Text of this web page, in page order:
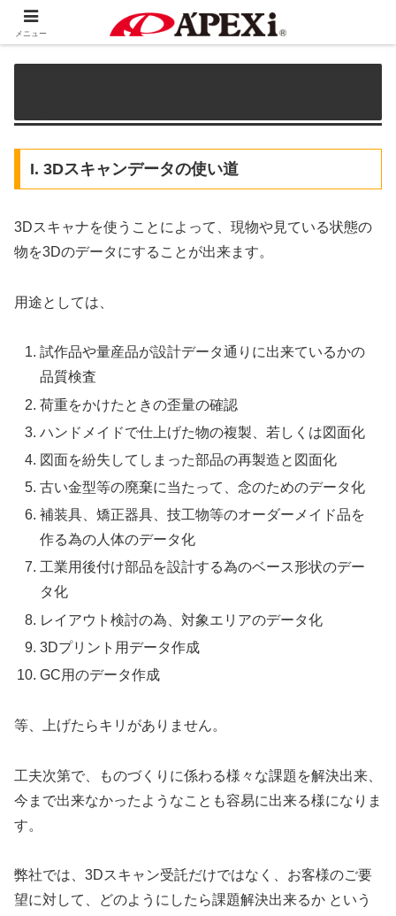
ホーム 3Dスキャン・リバースモデリングについて
I. 3Dスキャンデータの使い道
3Dスキャナを使うことによって、現物や見ている状態の
物を3Dのデータにすることが出来ます。
用途としては、
試作品や量産品が設計データ通りに出来ているかの
品質検査
荷重をかけたときの歪量の確認
ハンドメイドで仕上げた物の複製、若しくは図面化
図面を紛失してしまった部品の再製造と図面化
古い金型等の廃棄に当たって、念のためのデータ化
補装具、矯正器具、技工物等のオーダーメイド品を
作る為の人体のデータ化
工業用後付け部品を設計する為のベース形状のデー
タ化
レイアウト検討の為、対象エリアのデータ化
3Dプリント用データ作成
GC用のデータ作成
等、上げたらキリがありません。
工夫次第で、ものづくりに係わる様々な課題を解決出来、
今まで出来なかったようなことも容易に出来る様になりま
す。
弊社では、3Dスキャン受託だけではなく、お客様のご要
望に対して、どのようにしたら課題解決出来るか という
メニュー